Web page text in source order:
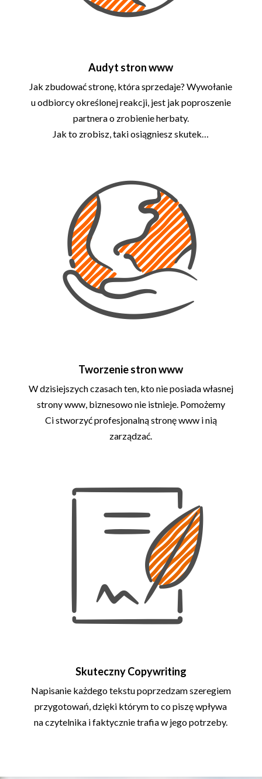
Audyt stron www
Jak zbudować stronę, która sprzedaje? Wywołanie
u odbiorcy określonej reakcji, jest jak poproszenie
partnera o zrobienie herbaty.
Jak to zrobisz, taki osiągniesz skutek…
Tworzenie stron www
W dzisiejszych czasach ten, kto nie posiada własnej
strony www, biznesowo nie istnieje. Pomożemy
Ci stworzyć profesjonalną stronę www i nią
zarządzać.
Skuteczny Copywriting
Napisanie każdego tekstu poprzedzam szeregiem
przygotowań, dzięki którym to co piszę wpływa
na czytelnika i faktycznie trafia w jego potrzeby.